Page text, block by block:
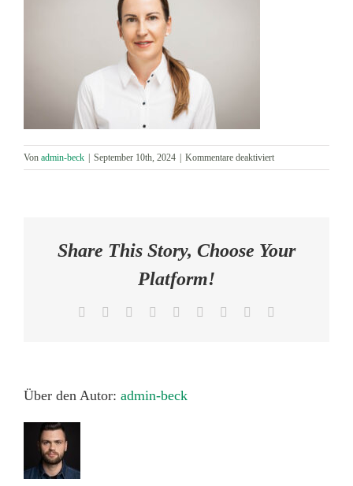
KUNDENSTIMMEN
AKTUELLES
KONTAKT
Von admin-beck September 10th, 2024 Kommentare deaktiviertfür
2024-
Share This Story, Choose Your
Platform!
Facebook Reddit LinkedInWhatsApp
TumblrPinterest
Über den Autor: admin-beck